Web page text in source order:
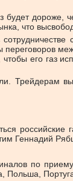
будет
что
его газ
Геннадий
по
Польша,